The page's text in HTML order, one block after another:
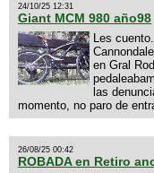
24/10/25 12:31
Giant MCM 980 año98
Les
en Gral
las
momento, no paro de
26/08/25 00:42
ROBADA en Retiro